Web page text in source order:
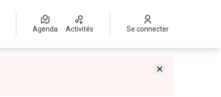
Agenda Activités Se connecter